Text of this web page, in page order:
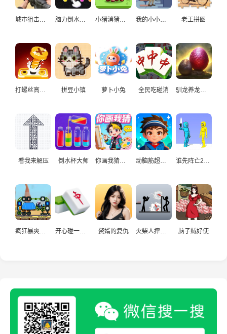
城市狙击手游戏 脑力倒水挑战 小猪消猪猪游戏 我的小小人生 老王拼图
打螺丝高手益智游戏 拼豆小镇 萝卜小兔 全民吃碰消 驯龙养龙孵化高手
看我来解压 倒水杯大师
赘婿的复仇 火柴人摔炮仗 脑子贼好使